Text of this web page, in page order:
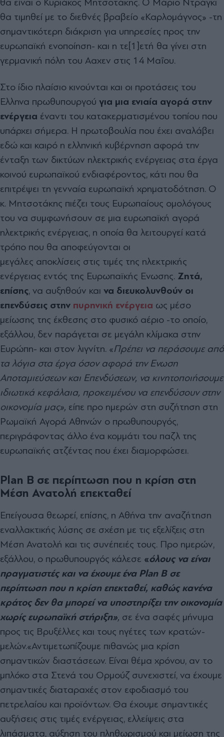
θα τιμηθεί με το διεθνές βραβείο «Καρλομάγνος» -τη
σημαντικότερη διάκριση για υπηρεσίες προς την
ευρωπαϊκή ενοποίηση- και η τε[1]ετή θα γίνει στη
γερμανική πόλη του Ααχεν στις 14 Μαΐου.
Στο ίδιο πλαίσιο κινούνται και οι προτάσεις του
Ελληνα πρωθυπουργού για μια ενιαία αγορά στην
ενέργεια έναντι του κατακερματισμένου τοπίου που
υπάρχει σήμερα. Η πρωτοβουλία που έχει αναλάβει
εδώ και καιρό η ελληνική κυβέρνηση αφορά την
ένταξη των δικτύων ηλεκτρικής ενέργειας στα έργα
κοινού ευρωπαϊκού ενδιαφέροντος, κάτι που θα
επιτρέψει τη γενναία ευρωπαϊκή χρηματοδότηση. Ο
κ. Μητσοτάκης πιέζει τους Ευρωπαίους ομολόγους
του να συμφωνήσουν σε μια ευρωπαϊκή αγορά
ηλεκτρικής ενέργειας, η οποία θα λειτουργεί κατά
τρόπο που θα αποφεύγονται οι
μεγάλες αποκλίσεις στις τιμές της ηλεκτρικής
ενέργειας εντός της Ευρωπαϊκής Ενωσης. Ζητά,
επίσης, να αυξηθούν και να διευκολυνθούν οι
επενδύσεις στην πυρηνική ενέργεια ως μέσο
μείωσης της έκθεσης στο φυσικό αέριο -το οποίο,
εξάλλου, δεν παράγεται σε μεγάλη κλίμακα στην
Ευρώπη- και στον λιγνίτη. «Πρέπει να περάσουμε από
τα λόγια στα έργα όσον αφορά την Ενωση
Αποταμιεύσεων και Επενδύσεων, να κινητοποιήσουμε
ιδιωτικά κεφάλαια, προκειμένου να επενδύσουν στην
οικονομία μας», είπε προ ημερών στη συζήτηση στη
Ρωμαϊκή Αγορά Αθηνών ο πρωθυπουργός,
περιγράφοντας άλλο ένα κομμάτι του παζλ της
ευρωπαϊκής ατζέντας που έχει διαμορφώσει.
Plan B σε περίπτωση που η κρίση στη
Μέση Ανατολή επεκταθεί
Επείγουσα θεωρεί, επίσης, η Αθήνα την αναζήτηση
εναλλακτικής λύσης σε σχέση με τις εξελίξεις στη
Μέση Ανατολή και τις συνέπειές τους. Προ ημερών,
εξάλλου, ο πρωθυπουργός κάλεσε «όλους να είναι
πραγματιστές και να έχουμε ένα Ρlan Β σε
περίπτωση που η κρίση επεκταθεί, καθώς κανένα
κράτος δεν θα μπορεί να υποστηρίξει την οικονομία
χωρίς ευρωπαϊκή στήριξη», σε ένα σαφές μήνυμα
προς τις Βρυξέλλες και τους ηγέτες των κρατών-
μελών.«Αντιμετωπίζουμε πιθανώς μια κρίση
σημαντικών διαστάσεων. Είναι θέμα χρόνου, αν το
μπλόκο στα Στενά του Ορμούζ συνεχιστεί, να έχουμε
σημαντικές διαταραχές στον εφοδιασμό του
πετρελαίου και προϊόντων. Θα έχουμε σημαντικές
αυξήσεις στις τιμές ενέργειας, ελλείψεις στα
λιπάσματα, αύξηση του πληθωρισμού και μείωση της